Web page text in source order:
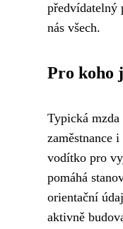
předvídatelný
nás všech.
Pro koho
Typická
zaměstnance
vodítko pro
pomáhá
orientační
aktivně